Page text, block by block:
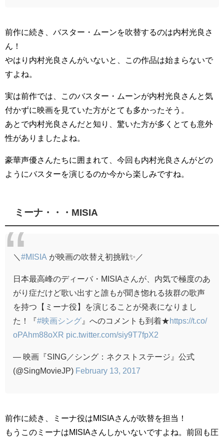
前作に続き、バスター・ムーンを吹替するのは内村光良さ
ん！
やはり内村光良さんがいないと、この作品は始まらないで
すよね。
実は前作では、このバスター・ムーンが内村光良さんと気
付かずに映画を見ていた方がとても多かったそう。
あとで内村光良さんだと知り、驚いた方が多くとても意外
性がありましたよね。
豪華声優さんたちに囲まれて、今回も内村光良さんがどの
ようにバスターを演じるのか今から楽しみですね。
ミーナ・・・MISIA
＼ #MISIA が映画の吹替え初挑戦✨／
日本最高峰のディーバ・MISIAさんが、内気で極度のあ
がり症だけど歌い出すと誰もが聞き惚れる抜群の歌声
を持つ【ミーナ役】を演じることが発表になりまし
た！『#映画シング 』へのコメントも到着★https://t.co/
oPAhm88oXR pic.twitter.com/siy9T7fpX2
— 映画『SING／シング：ネクストステージ』公式
(@SingMovieJP) February 13, 2017
前作に続き、ミーナ役はMISIAさんが吹替を担当！
もうこのミーナはMISIAさんしかいないですよね。前回も圧